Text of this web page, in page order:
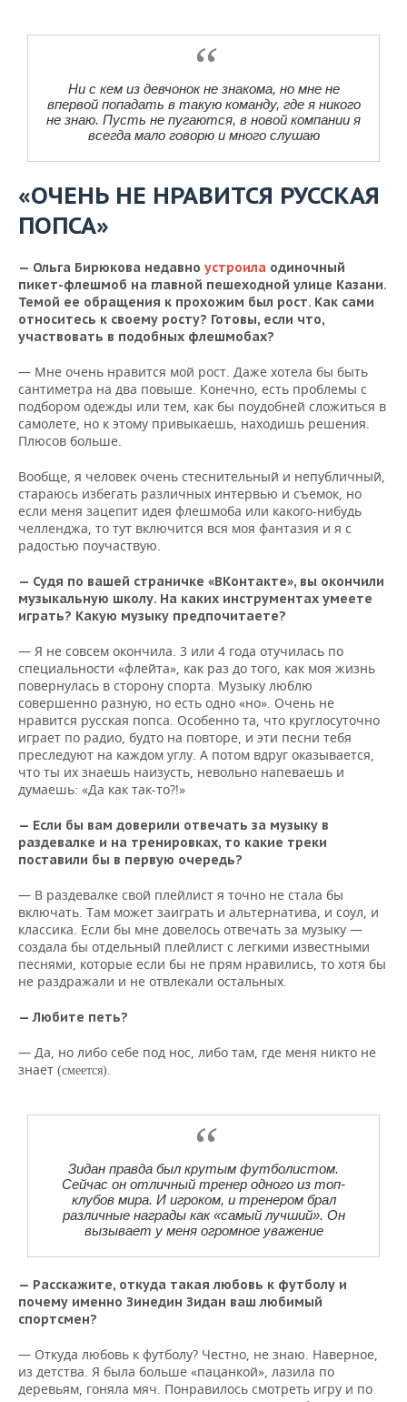
Ни с кем из девчонок не знакома, но мне не
впервой попадать в такую команду, где я никого
не знаю. Пусть не пугаются, в новой компании я
всегда мало говорю и много слушаю
«ОЧЕНЬ НЕ НРАВИТСЯ РУССКАЯ
ПОПСА»
— Ольга Бирюкова недавно устроила одиночный
пикет-флешмоб на главной пешеходной улице Казани.
Темой ее обращения к прохожим был рост. Как сами
относитесь к своему росту? Готовы, если что,
участвовать в подобных флешмобах?
— Мне очень нравится мой рост. Даже хотела бы быть
сантиметра на два повыше. Конечно, есть проблемы с
подбором одежды или тем, как бы поудобней сложиться в
самолете, но к этому привыкаешь, находишь решения.
Плюсов больше.
Вообще, я человек очень стеснительный и непубличный,
стараюсь избегать различных интервью и съемок, но
если меня зацепит идея флешмоба или какого-нибудь
челленджа, то тут включится вся моя фантазия и я с
радостью поучаствую.
— Судя по вашей страничке «ВКонтакте», вы окончили
музыкальную школу. На каких инструментах умеете
играть? Какую музыку предпочитаете?
— Я не совсем окончила. 3 или 4 года отучилась по
специальности «флейта», как раз до того, как моя жизнь
повернулась в сторону спорта. Музыку люблю
совершенно разную, но есть одно «но». Очень не
нравится русская попса. Особенно та, что круглосуточно
играет по радио, будто на повторе, и эти песни тебя
преследуют на каждом углу. А потом вдруг оказывается,
что ты их знаешь наизусть, невольно напеваешь и
думаешь: «Да как так-то?!»
— Если бы вам доверили отвечать за музыку в
раздевалке и на тренировках, то какие треки
поставили бы в первую очередь?
— В раздевалке свой плейлист я точно не стала бы
включать. Там может заиграть и альтернатива, и соул, и
классика. Если бы мне довелось отвечать за музыку —
создала бы отдельный плейлист с легкими известными
песнями, которые если бы не прям нравились, то хотя бы
не раздражали и не отвлекали остальных.
— Любите петь?
— Да, но либо себе под нос, либо там, где меня никто не
знает (смеется).
Зидан правда был крутым футболистом.
Сейчас он отличный тренер одного из топ-
клубов мира. И игроком, и тренером брал
различные награды как «самый лучший». Он
вызывает у меня огромное уважение
— Расскажите, откуда такая любовь к футболу и
почему именно Зинедин Зидан ваш любимый
спортсмен?
— Откуда любовь к футболу? Честно, не знаю. Наверное,
из детства. Я была больше «пацанкой», лазила по
деревьям, гоняла мяч. Понравилось смотреть игру и по